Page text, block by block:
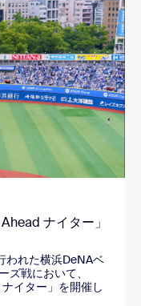
ナイター」
われた横浜DeNAベ
ズ戦において、
イター」を開催し